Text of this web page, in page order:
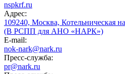
nspkrf.ru
Адрес:
109240, Москва, Котельническая
(В РСПП для АНО «НАРК»)
E-mail:
nok-nark@nark.ru
Пресс-служба:
pr@nark.ru